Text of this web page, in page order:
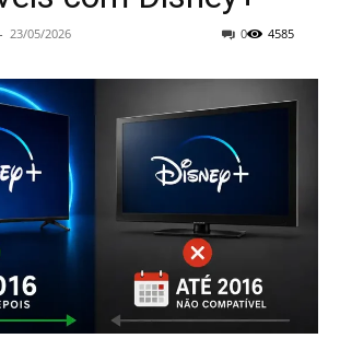
- 23/05/2026 4585
0